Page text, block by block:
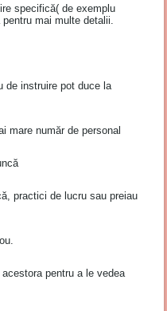
specifică( de exemplu
mai multe detalii.
de instruire pot duce la
mare număr de personal
practici de lucru sau preiau
pentru a le vedea